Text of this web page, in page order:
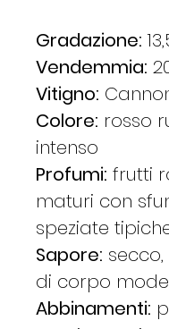
Gradazione:
Vendemmia:
​Vitigno:
​Colore: rosso
intenso
​Profumi: frutti
maturi con
speziate
​Sapore:
di corpo
​Abbinamenti: